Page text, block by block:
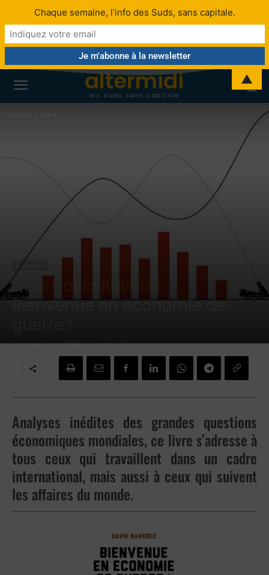
altermidi
les suds sans capitale
Économie
Livre David Baverez:
Bienvenue en économie de
Par Jean-Marie DINH - 15 avril 2025
Analyses inédites des grandes questions
économiques mondiales, ce livre s’adresse à
tous ceux qui travaillent dans un cadre
international, mais aussi à ceux qui suivent
les affaires du monde.
Chaque semaine, l’info des Suds, sans capitale.
▲